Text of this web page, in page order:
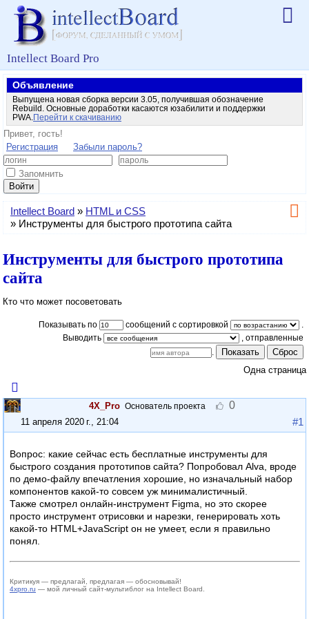
Intellect Board Pro
Объявление
Выпущена новая сборка версии 3.05, получившая обозначение
Rebuild. Основные доработки касаются юзабилити и поддержки
PWA. Перейти к скачиванию
Привет, гость!
Регистрация
Забыли пароль?
Запомнить
Войти
Intellect Board » HTML и CSS
» Инструменты для быстрого прототипа сайта
Инструменты для быстрого прототипа
сайта
Кто что может посоветовать
Показывать по сообщений с сортировкой
Выводить
Показать
Сброс
Одна страница
4X_Pro Основатель проекта 0
11 апреля 2020 г., 21:04 #1
Вопрос: какие сейчас есть бесплатные инструменты для
быстрого создания прототипов сайта? Попробовал Alva, вроде
по демо-файлу впечатления хорошие, но изначальный набор
компонентов какой-то совсем уж минималистичный.
Также смотрел онлайн-инструмент Figma, но это скорее
просто инструмент отрисовки и нарезки, генерировать хоть
какой-то HTML+JavaScript он не умеет, если я правильно
понял.
Критикуя — предлагай, предлагая — обосновывай!
4xpro.ru — мой личный сайт-мультиблог на Intellect Board.